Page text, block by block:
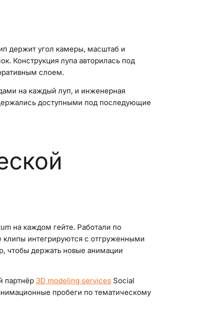
держит угол камеры, масштаб и
Конструкция лупа авторилась под
слоем.
на каждый луп, и инженерная
доступными под последующие
на каждом гейте. Работали по
интегрируются с отгруженными
чтобы держать новые анимации
партнёр 3D modeling services Social
пробеги по тематическому